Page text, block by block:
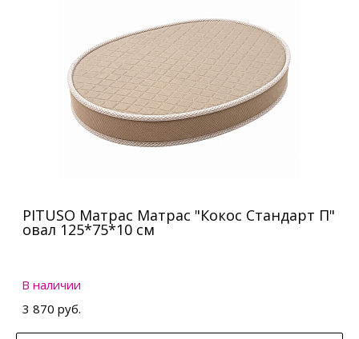
PITUSO Матрас Матрас "Кокос Стандарт П"
овал 125*75*10 см
В наличии
3 870 руб.